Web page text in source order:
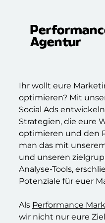
Agentur
Ihr wollt eure
optimieren? Mit
Social Ads
Strategien, die eure
optimieren und den
man das mit
und unseren
Analyse-Tools,
Potenziale für euer
Als Performance
wir nicht nur eure